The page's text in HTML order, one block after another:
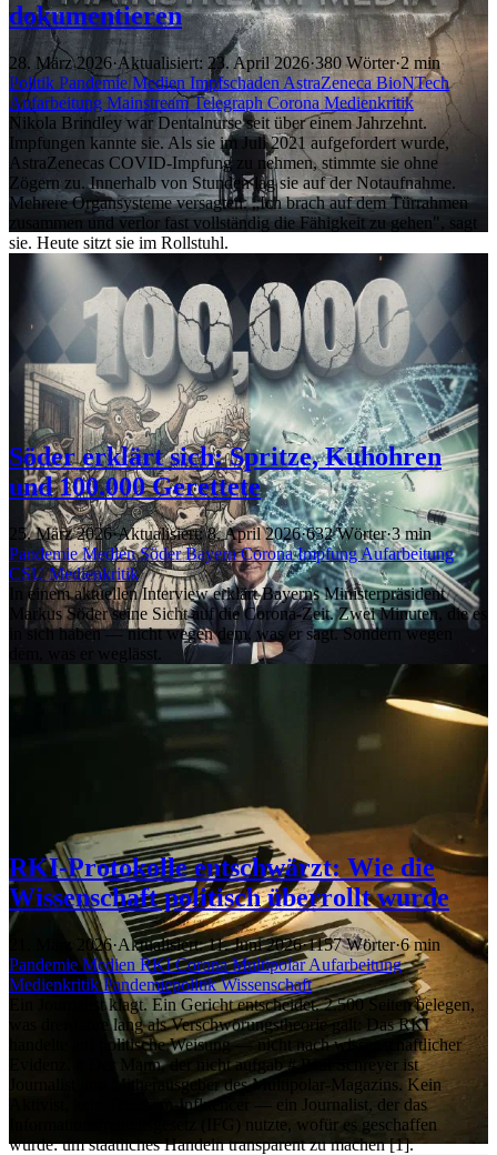
dokumentieren
28. März 2026·Aktualisiert: 23. April 2026·380 Wörter·2 min
Politik Pandemie Medien Impfschaden AstraZeneca BioNTech
Aufarbeitung MainstreamTelegraph Corona Medienkritik
Nikola Brindley war Dentalnurse seit über einem Jahrzehnt.
Impfungen kannte sie. Als sie im Juli 2021 aufgefordert wurde,
AstraZenecas COVID-Impfung zu nehmen, stimmte sie ohne
Zögern zu. Innerhalb von Stunden lag sie auf der Notaufnahme.
Mehrere Organsysteme versagten. „Ich brach auf dem Türrahmen
zusammen und verlor fast vollständig die Fähigkeit zu gehen", sagt
sie. Heute sitzt sie im Rollstuhl.
Söder erklärt sich: Spritze, Kuhohren
und 100.000 Gerettete
25. März 2026·Aktualisiert: 8. April 2026·632 Wörter·3 min
PandemieMedienSöderBayernCoronaImpfungAufarbeitung
CSUMedienkritik
In einem aktuellen Interview erklärt Bayerns Ministerpräsident
Markus Söder seine Sicht auf die Corona-Zeit. Zwei Minuten, die es
in sich haben — nicht wegen dem, was er sagt. Sondern wegen
dem, was er weglässt.
RKI-Protokolle entschwärzt: Wie die
Wissenschaft politisch überrollt wurde
21. März 2026·Aktualisiert: 11. Juni 2026·1157 Wörter·6 min
Pandemie Medien RKICoronaMultipolarAufarbeitung
MedienkritikPandemiepolitikWissenschaft
Ein Journalist klagt. Ein Gericht entscheidet. 2.500 Seiten belegen,
was drei Jahre lang als Verschwörungstheorie galt: Das RKI
handelte auf politische Weisung — nicht nach wissenschaftlicher
Evidenz. # Der Mann, der nicht aufgab # Paul Schreyer ist
Journalist und Mitherausgeber des Multipolar-Magazins. Kein
Aktivist, kein Telegram-Influencer — ein Journalist, der das
Informationsfreiheitsgesetz (IFG) nutzte, wofür es geschaffen
wurde: um staatliches Handeln transparent zu machen [1].